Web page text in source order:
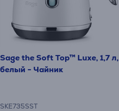
Sage the Soft Top™ Luxe, 1,7 л,
белый - Чайник
SKE735SST